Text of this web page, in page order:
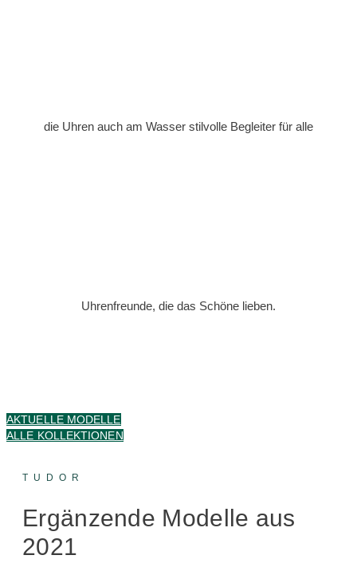
die Uhren auch am Wasser stilvolle Begleiter für alle
Uhrenfreunde, die das Schöne lieben.
AKTUELLE MODELLE
ALLE KOLLEKTIONEN
TUDOR​
Ergänzende Modelle aus
2021